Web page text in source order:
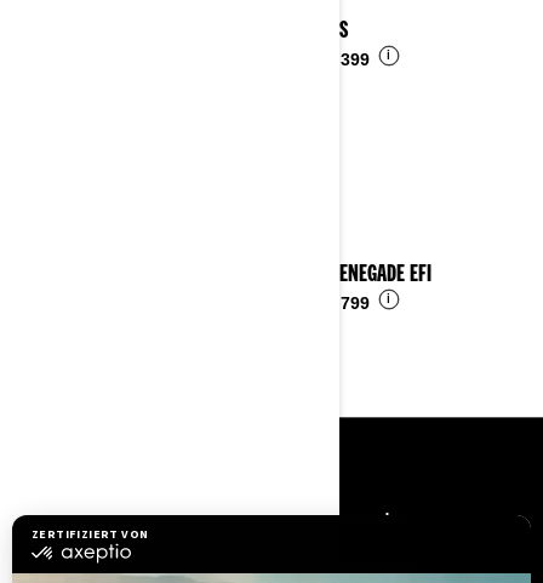
2023 DS
€ 6.399 i
2023 RENEGADE EFI
€ 4.799 i
Brauchen Sie Hilfe
Sicherheitsrückrufe
Händler werden
BRP Experiences